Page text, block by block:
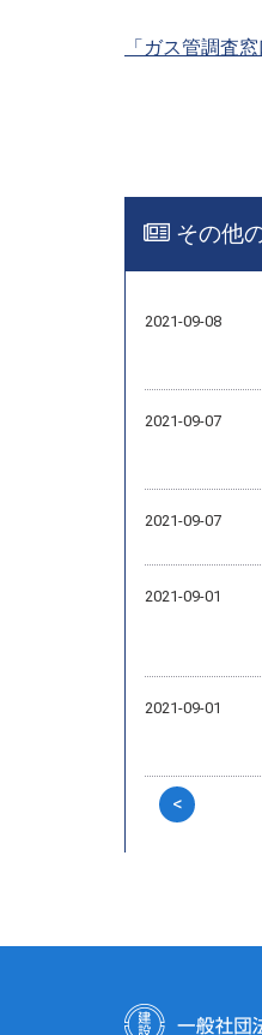
「ガス管調査
その他
2021-09-08
2021-09-07
2021-09-07
2021-09-01
2021-09-01
<